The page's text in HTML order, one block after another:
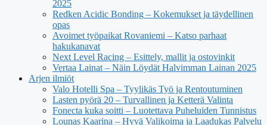
2025
Redken Acidic Bonding – Kokemukset ja täydellinen
opas
Avoimet työpaikat Rovaniemi – Katso parhaat
hakukanavat
Next Level Racing – Esittely, mallit ja ostovinkit
Vertaa Lainat – Näin Löydät Halvimman Lainan 2025
Arjen ilmiöt
Valo Hotelli Spa – Tyylikäs Työ ja Rentoutuminen
Lasten pyörä 20 – Turvallinen ja Ketterä Valinta
Fonecta kuka soitti – Luotettava Puheluiden Tunnistus
Lounas Kaarina – Hyvä Valikoima ja Laadukas Palvelu